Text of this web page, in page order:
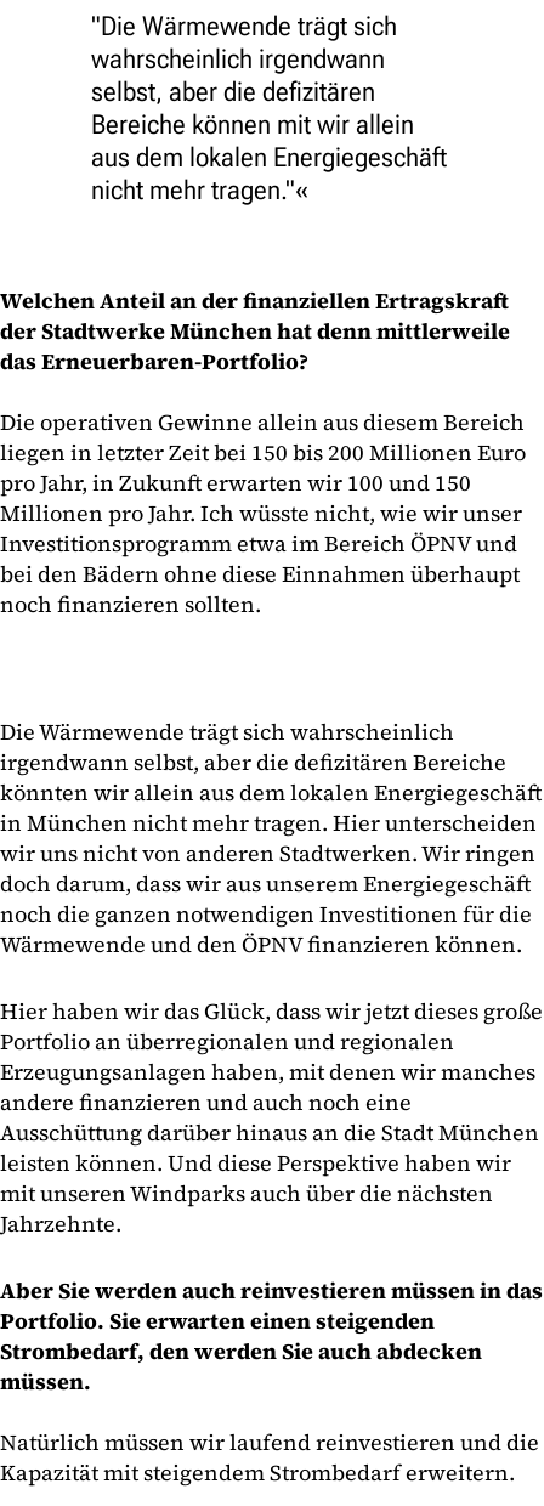
"Die Wärmewende trägt sich
wahrscheinlich irgendwann
selbst, aber die defizitären
Bereiche können mit wir allein
aus dem lokalen Energiegeschäft
nicht mehr tragen."
Welchen Anteil an der finanziellen Ertragskraft
der Stadtwerke München hat denn mittlerweile
das Erneuerbaren-Portfolio?
Die operativen Gewinne allein aus diesem Bereich
liegen in letzter Zeit bei 150 bis 200 Millionen Euro
pro Jahr, in Zukunft erwarten wir 100 und 150
Millionen pro Jahr. Ich wüsste nicht, wie wir unser
Investitionsprogramm etwa im Bereich ÖPNV und
bei den Bädern ohne diese Einnahmen überhaupt
noch finanzieren sollten.
Die Wärmewende trägt sich wahrscheinlich
irgendwann selbst, aber die defizitären Bereiche
könnten wir allein aus dem lokalen Energiegeschäft
in München nicht mehr tragen. Hier unterscheiden
wir uns nicht von anderen Stadtwerken. Wir ringen
doch darum, dass wir aus unserem Energiegeschäft
noch die ganzen notwendigen Investitionen für die
Wärmewende und den ÖPNV finanzieren können.
Hier haben wir das Glück, dass wir jetzt dieses große
Portfolio an überregionalen und regionalen
Erzeugungsanlagen haben, mit denen wir manches
andere finanzieren und auch noch eine
Ausschüttung darüber hinaus an die Stadt München
leisten können. Und diese Perspektive haben wir
mit unseren Windparks auch über die nächsten
Jahrzehnte.
Aber Sie werden auch reinvestieren müssen in das
Portfolio. Sie erwarten einen steigenden
Strombedarf, den werden Sie auch abdecken
müssen.
Natürlich müssen wir laufend reinvestieren und die
Kapazität mit steigendem Strombedarf erweitern.